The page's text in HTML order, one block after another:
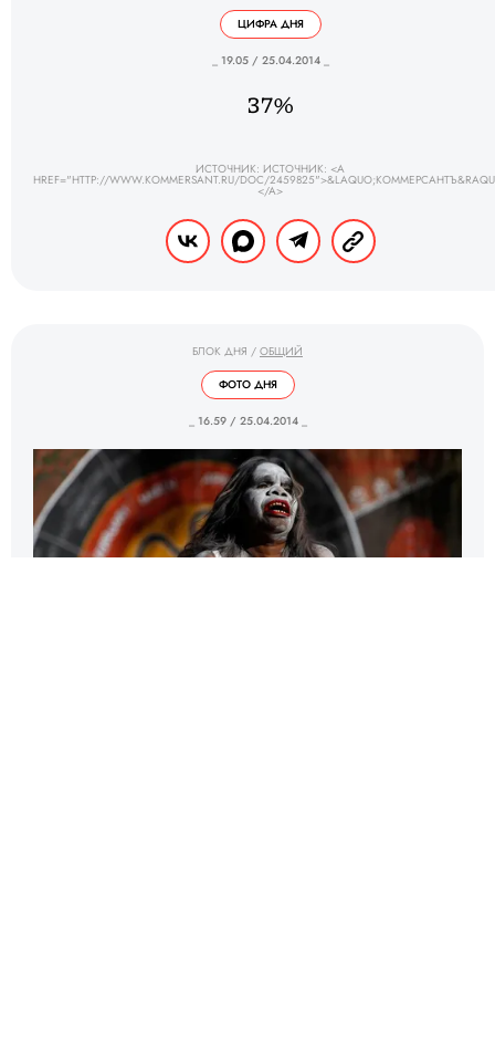
ЦИФРА ДНЯ
_ 19.05 / 25.04.2014 _
37%
ИСТОЧНИК: ИСТОЧНИК: <A
HREF="HTTP://WWW.KOMMERSANT.RU/DOC/
</A>
БЛОК ДНЯ / ОБЩИЙ
ФОТО ДНЯ
_ 16.59 / 25.04.2014 _